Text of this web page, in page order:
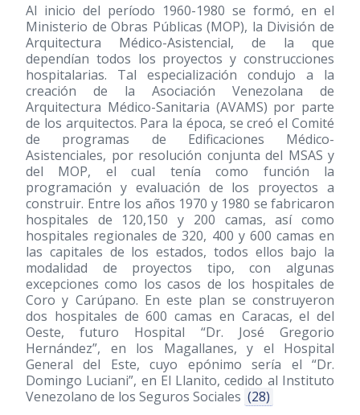
Al inicio del período 1960-1980 se formó, en el
Ministerio de Obras Públicas (MOP), la División de
Arquitectura Médico-Asistencial, de la que
dependían todos los proyectos y construcciones
hospitalarias. Tal especialización condujo a la
creación de la Asociación Venezolana de
Arquitectura Médico-Sanitaria (AVAMS) por parte
de los arquitectos. Para la época, se creó el Comité
de programas de Edificaciones Médico-
Asistenciales, por resolución conjunta del MSAS y
del MOP, el cual tenía como función la
programación y evaluación de los proyectos a
construir. Entre los años 1970 y 1980 se fabricaron
hospitales de 120,150 y 200 camas, así como
hospitales regionales de 320, 400 y 600 camas en
las capitales de los estados, todos ellos bajo la
modalidad de proyectos tipo, con algunas
excepciones como los casos de los hospitales de
Coro y Carúpano. En este plan se construyeron
dos hospitales de 600 camas en Caracas, el del
Oeste, futuro Hospital “Dr. José Gregorio
Hernández”, en los Magallanes, y el Hospital
General del Este, cuyo epónimo sería el “Dr.
Domingo Luciani”, en El Llanito, cedido al Instituto
Venezolano de los Seguros Sociales (28)